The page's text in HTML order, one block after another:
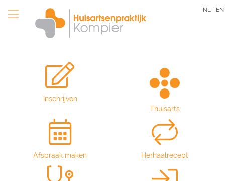
NL | EN
Inschrijven
Thuisarts
Afspraak maken Herhaalrecept